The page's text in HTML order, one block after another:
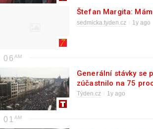
Štefan Margita:
sedmicka.tyden.cz 1y ago
06
Generální stávky se
zúčastnilo na 75
Týden.cz 1y ago
01